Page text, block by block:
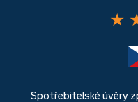
★
Spotřebitelské úvěry